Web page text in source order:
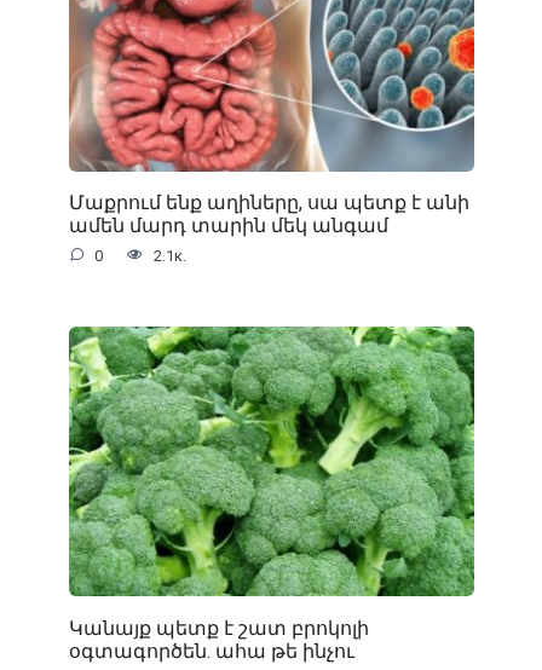
Մաքրում ենք աղիները, սա պետք է անի
ամեն մարդ տարին մեկ անգամ
0 2.1к.
Կանայք պետք է շատ բրոկոլի
օգտագործեն. ահա թե ինչու